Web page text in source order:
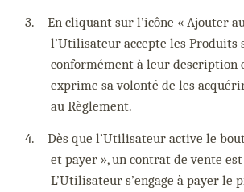
3.
En cliquant sur l’icône « Ajouter
l’Utilisateur accepte les Produits
conformément à leur description
exprime sa volonté de les
au Règlement.
4.
Dès que l’Utilisateur active le
et payer », un contrat de vente
L’Utilisateur s’engage à payer